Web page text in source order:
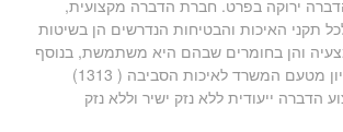
ירוקה בפרט. חברת הדברה מקצועית,
תקני האיכות והבטיחות הנדרשים הן בשיטות
והן בחומרים שבהם היא משתמשת, בנוסף
להיותה בעלת רישיון מטעם המשרד לאיכות הסביבה ( 1313)
הדברה ייעודית ללא נזק ישיר וללא נזק